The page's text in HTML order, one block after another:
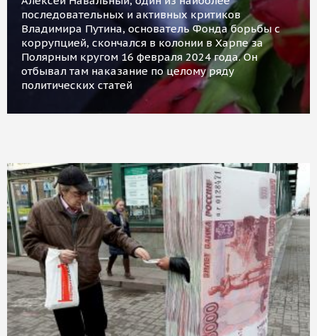
последовательных и активных критиков
Владимира Путина, основатель Фонда борьбы с
коррупцией, скончался в колонии в Харпе за
Полярным кругом 16 февраля 2024 года. Он
отбывал там наказание по целому ряду
политических статей